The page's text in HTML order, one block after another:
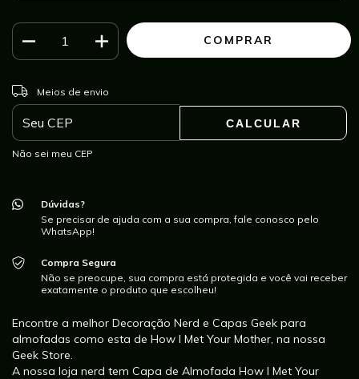
Entregas para o CEP:
Meios de envio
CALCULAR
Não sei meu CEP
Dúvidas?
Se precisar de ajuda com a sua compra, fale conosco pelo
WhatsApp!
Compra Segura
Não se preocupe, sua compra está protegida e você vai receber
exatamente o produto que escolheu!
Encontre a melhor Decoração Nerd e Capas Geek para
almofadas como esta de How I Met Your Mother, na nossa
Geek Store.
A nossa loja nerd tem Capa de Almofada How I Met Your